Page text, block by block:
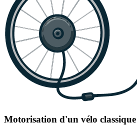
Motorisation d'un vélo classique